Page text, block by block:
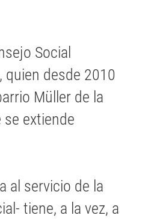
Social
quien desde 2010
Müller de la
extiende
al servicio de la
tiene, a la vez, a